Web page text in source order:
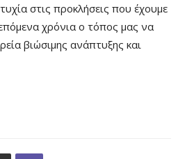
στις προκλήσεις που έχουμε
χρόνια ο τόπος μας να
βιώσιμης ανάπτυξης και